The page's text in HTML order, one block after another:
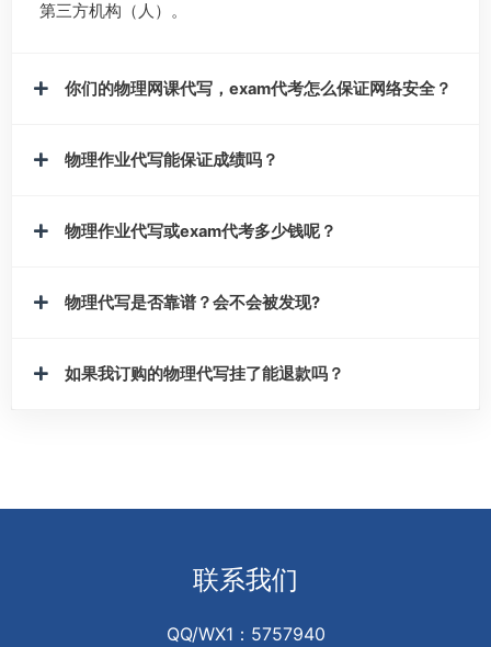
第三方机构（人）。
你们的物理网课代写，exam代考怎么保证网络安全？
物理作业代写能保证成绩吗？
物理作业代写或exam代考多少钱呢？
物理代写是否靠谱？会不会被发现?
如果我订购的物理代写挂了能退款吗？
联系我们
QQ/WX1：5757940